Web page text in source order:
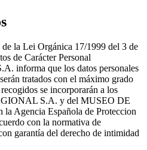
la Lei Orgánica 17/1999 del 3 de
de Carácter Personal
informa que los datos personales
tratados con el máximo grado
se incorporarán a los
S.A. y del MUSEO DE
Agencia Española de Proteccion
con la normativa de
garantía del derecho de intimidad